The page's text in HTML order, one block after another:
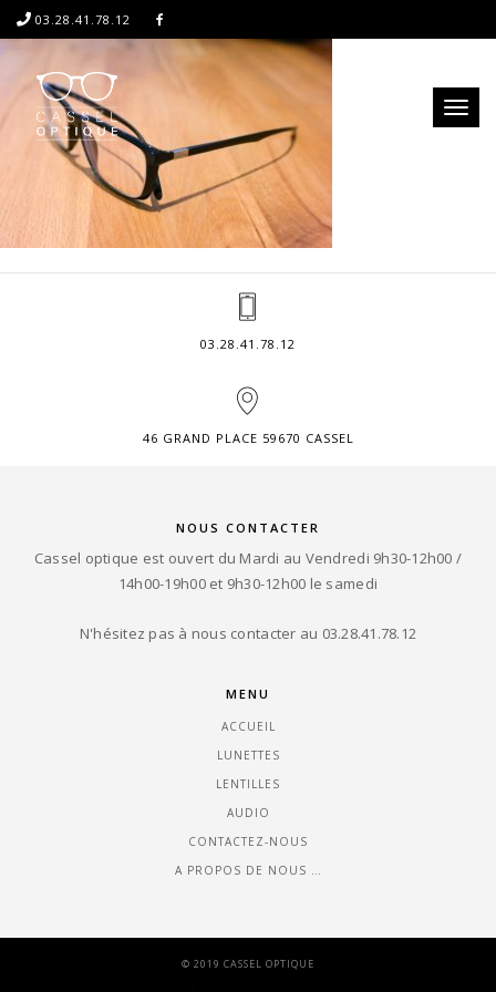
03.28.41.78.12
Toggle
03.28.41.78.12
46 GRAND PLACE 59670 CASSEL
NOUS CONTACTER
Cassel optique est ouvert du Mardi au Vendredi 9h30-12h00 /
14h00-19h00 et 9h30-12h00 le samedi
N'hésitez pas à nous contacter au 03.28.41.78.12
MENU
ACCUEIL
LUNETTES
LENTILLES
AUDIO
CONTACTEZ-NOUS
A PROPOS DE NOUS …
© 2019 CASSEL OPTIQUE